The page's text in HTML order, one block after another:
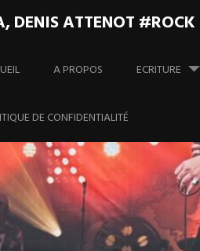
DENIS ATTENOT
A PROPOS ECRITURE
DE CONFIDENTIALITÉ